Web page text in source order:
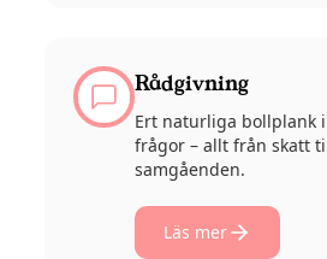
Rådgivning
Ert naturliga bollplank
frågor – allt från skatt
samgåenden.
Läs mer